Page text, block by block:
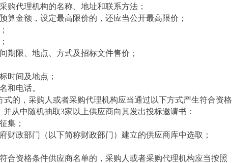
购代理机构的名称、地址和联系方法；
算金额，设定最高限价的，还应当公开最高限价；
期限、地点、方式及招标文件售价；
时间及地点；
和电话。
式的，采购人或者采购代理机构应当通过以下方式产生符合资格
从中随机抽取3家以上供应商向其发出投标邀请书：
集；
财政部门（以下简称财政部门）建立的供应商库中选取；
合资格条件供应商名单的，采购人或者采购代理机构应当按照